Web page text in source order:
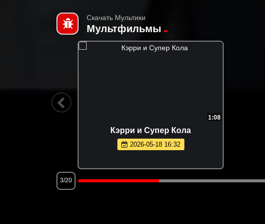
Скачать Мультики
Мультфильмы
1:08
Кэрри и Супер Кола
2026-05-18 16:32
3/20